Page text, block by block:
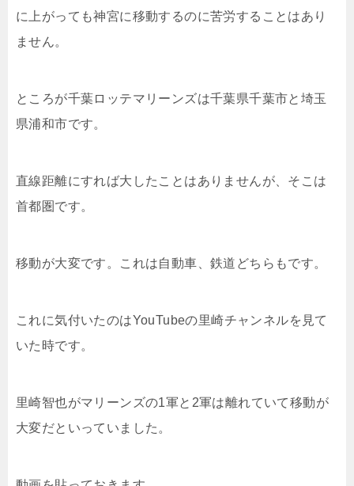
に上がっても神宮に移動するのに苦労することはあり
ません。
ところが千葉ロッテマリーンズは千葉県千葉市と埼玉
県浦和市です。
直線距離にすれば大したことはありませんが、そこは
首都圏です。
移動が大変です。これは自動車、鉄道どちらもです。
これに気付いたのはYouTubeの里崎チャンネルを見て
いた時です。
里崎智也がマリーンズの1軍と2軍は離れていて移動が
大変だといっていました。